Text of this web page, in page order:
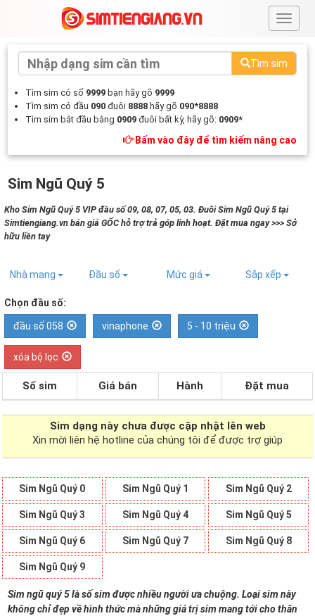
#
Tìm sim
Tìm sim có số 9999 bạn hãy gõ 9999
Tìm sim có đầu 090 đuôi 8888 hãy gõ 090*8888
Tìm sim bắt đầu bằng 0909 đuôi bất kỳ, hãy gõ: 0909*
Bấm vào đây để tìm kiếm nâng cao
Sim Ngũ Quý 5
Kho Sim Ngũ Quý 5 VIP đầu số 09, 08, 07, 05, 03. Đuôi Sim Ngũ Quý 5 tại
Simtiengiang.vn bán giá GỐC hỗ trợ trả góp linh hoạt. Đặt mua ngay >>> Sở
hữu liền tay
Nhà mạng Đầu số Mức giá Sắp xếp
Chọn đầu số:
đầu số 058 vinaphone 5 - 10 triệu
xóa bộ lọc
Số sim Giá bán Hành Đặt mua
Sim dạng này chưa được cập nhật lên web
Xin mời liên hệ hotline của chúng tôi để được trợ giúp
Sim Ngũ Quý 0 Sim Ngũ Quý 1 Sim Ngũ Quý 2
Sim Ngũ Quý 3 Sim Ngũ Quý 4 Sim Ngũ Quý 5
Sim Ngũ Quý 6 Sim Ngũ Quý 7 Sim Ngũ Quý 8
Sim Ngũ Quý 9
Sim ngũ quý 5 là số sim được nhiều người ưa chuộng. Loại sim này
không chỉ đẹp về hình thức mà những giá trị sim mang tới cho thân